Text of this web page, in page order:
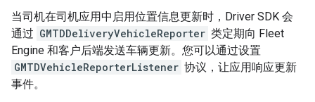
当司机在司机应用中启用位置信息更新时，Driver SDK 会
通过 GMTDDeliveryVehicleReporter 类定期向 Fleet
Engine 和客户后端发送车辆更新。您可以通过设置
GMTDVehicleReporterListener 协议，让应用响应更新
事件。